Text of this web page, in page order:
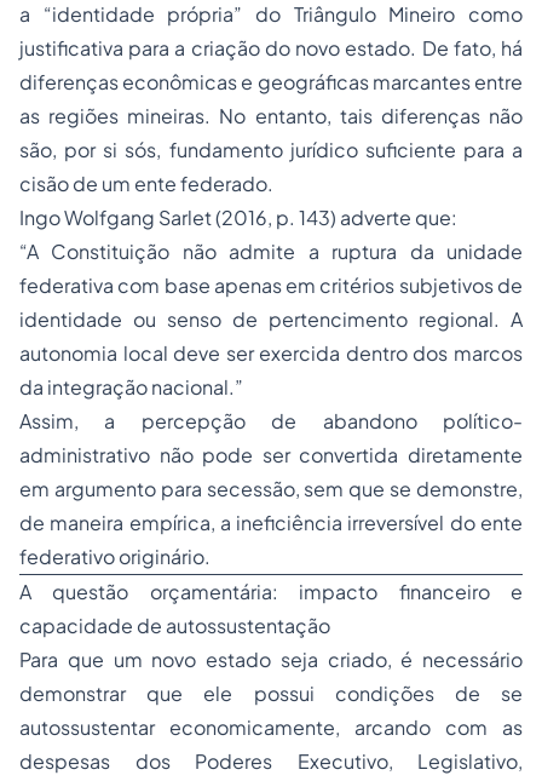
a “identidade própria” do Triângulo Mineiro como
justificativa para a criação do novo estado. De fato, há
diferenças econômicas e geográficas marcantes entre
as regiões mineiras. No entanto, tais diferenças não
são, por si sós, fundamento jurídico suficiente para a
cisão de um ente federado.
Ingo Wolfgang Sarlet (2016, p. 143) adverte que:
“A Constituição não admite a ruptura da unidade
federativa com base apenas em critérios subjetivos de
identidade ou senso de pertencimento regional. A
autonomia local deve ser exercida dentro dos marcos
da integração nacional.”
Assim, a percepção de abandono político-
administrativo não pode ser convertida diretamente
em argumento para secessão, sem que se demonstre,
de maneira empírica, a ineficiência irreversível do ente
federativo originário.
A questão orçamentária: impacto financeiro e
capacidade de autossustentação
Para que um novo estado seja criado, é necessário
demonstrar que ele possui condições de se
autossustentar economicamente, arcando com as
despesas dos Poderes Executivo, Legislativo,